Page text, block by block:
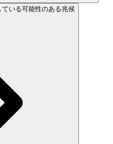
いる可能性のある兆候